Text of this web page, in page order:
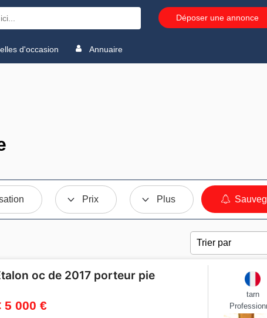
Déposer une annonce
d'occasion Annuaire
Prix Plus
oc de 2017 porteur pie
5 000 €
tarn